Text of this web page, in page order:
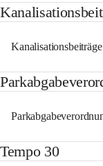
Kanalisationsbeiträge
Tempo 30